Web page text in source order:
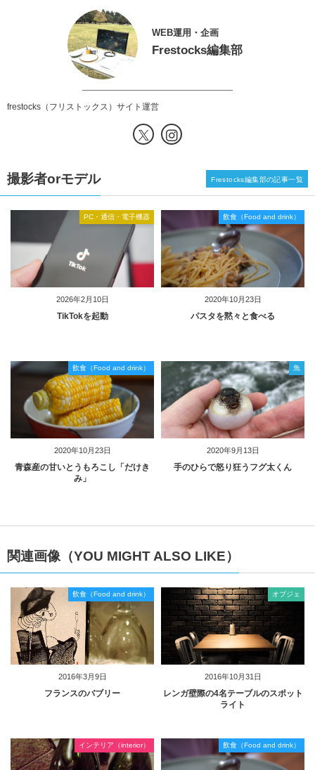
WEB運用・企画
Frestocks編集部
frestocks（フリストックス）サイト運営
撮影者orモデル
2026年2月10日
PC・通信・電子機器
TikTokを起動
2020年10月23日
飲食（Food and drink）
パスタを黙々と食べる
2020年10月23日
飲食（Food and drink）
青森産の甘いとうもろこし「だけき
み」
2020年9月13日
魚
手のひらで怒り狂うフグ太くん
Frestocks編集部の記事一覧
関連画像（YOU MIGHT ALSO LIKE）
2016年3月9日
飲食（Food and drink）
フランスのバブリー
2016年10月31日
オブジェ
レンガ壁際の4名テーブルのスポット
ライト
インテリア（interior） 飲食（Food and drink）